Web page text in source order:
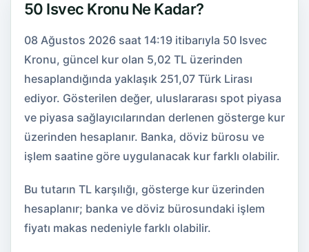
50 Isvec Kronu Ne Kadar?
08 Ağustos 2026 saat 14:19 itibarıyla 50 Isvec
Kronu, güncel kur olan 5,02 TL üzerinden
hesaplandığında yaklaşık 251,07 Türk Lirası
ediyor. Gösterilen değer, uluslararası spot piyasa
ve piyasa sağlayıcılarından derlenen gösterge kur
üzerinden hesaplanır. Banka, döviz bürosu ve
işlem saatine göre uygulanacak kur farklı olabilir.
Bu tutarın TL karşılığı, gösterge kur üzerinden
hesaplanır; banka ve döviz bürosundaki işlem
fiyatı makas nedeniyle farklı olabilir.